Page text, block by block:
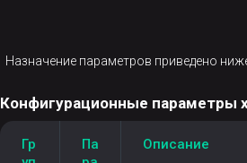
Назначение параметров приведено
Конфигурационные параметры
Гр
Па
Описание